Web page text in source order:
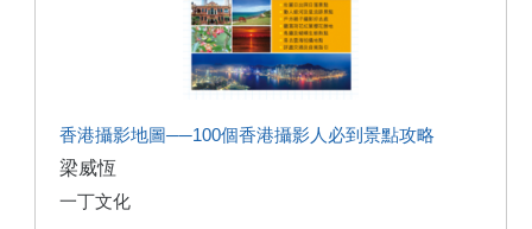
香港攝影地圖──100個香港攝影人必到景點攻略
梁威恆
一丁文化